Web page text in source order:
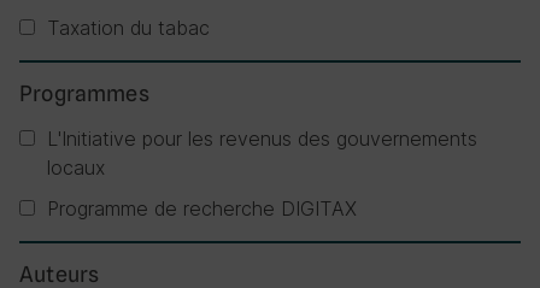
Taxation du tabac
Programmes
L'Initiative pour les revenus des gouvernements
locaux
Programme de recherche DIGITAX
Auteurs